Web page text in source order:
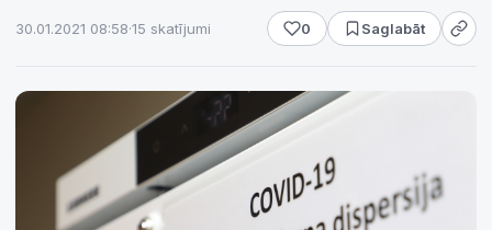
30.01.2021 08:58·15 skatījumi 0 Saglabāt